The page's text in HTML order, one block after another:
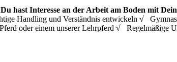
Du hast Interesse an der Arbeit am Boden mit
Handling und Verständnis entwickeln √
oder einem unserer Lehrpferd √ Regelmäßige